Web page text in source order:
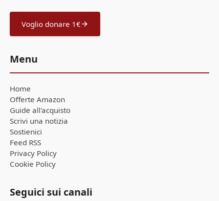
Voglio donare 1€
Menu
Home
Offerte Amazon
Guide all'acquisto
Scrivi una notizia
Sostienici
Feed RSS
Privacy Policy
Cookie Policy
Seguici sui canali